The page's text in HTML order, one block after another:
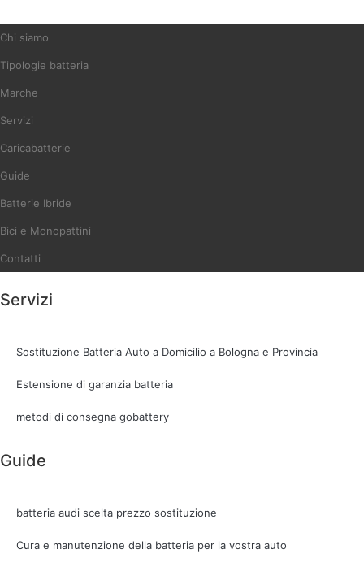
Chi siamo
Tipologie batteria
Marche
Servizi
Caricabatterie
Guide
Batterie Ibride
Bici e Monopattini
Contatti
Servizi
Sostituzione Batteria Auto a Domicilio a Bologna e Provincia
Estensione di garanzia batteria
metodi di consegna gobattery
Guide
batteria audi scelta prezzo sostituzione
Cura e manutenzione della batteria per la vostra auto